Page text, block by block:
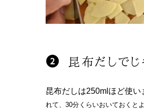
昆布だしで
昆布だしは250mlほど使い
れて、30分くらいおいておくと